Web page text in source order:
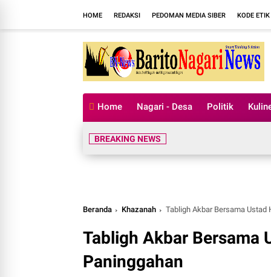
HOME REDAKSI PEDOMAN MEDIA SIBER KODE
Home Nagari - Desa Politik
BREAKING NEWS
Beranda Khazanah Tabligh Akbar Bersama Ustad
Tabligh Akbar Bersama
Paninggahan